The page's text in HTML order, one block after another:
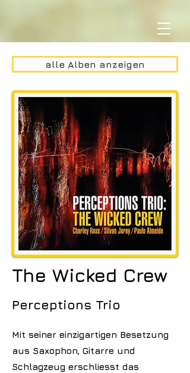
alle Alben anzeigen
The Wicked Crew
Perceptions Trio
Mit seiner einzigartigen Besetzung
aus Saxophon, Gitarre und
Schlagzeug erschliesst das